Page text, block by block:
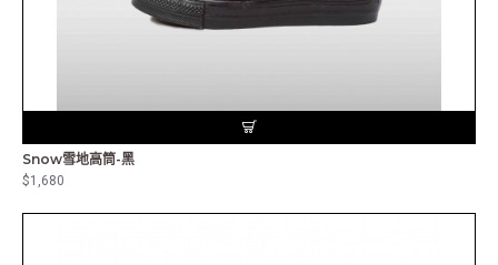
Snow雪地高筒-黑
$1,680